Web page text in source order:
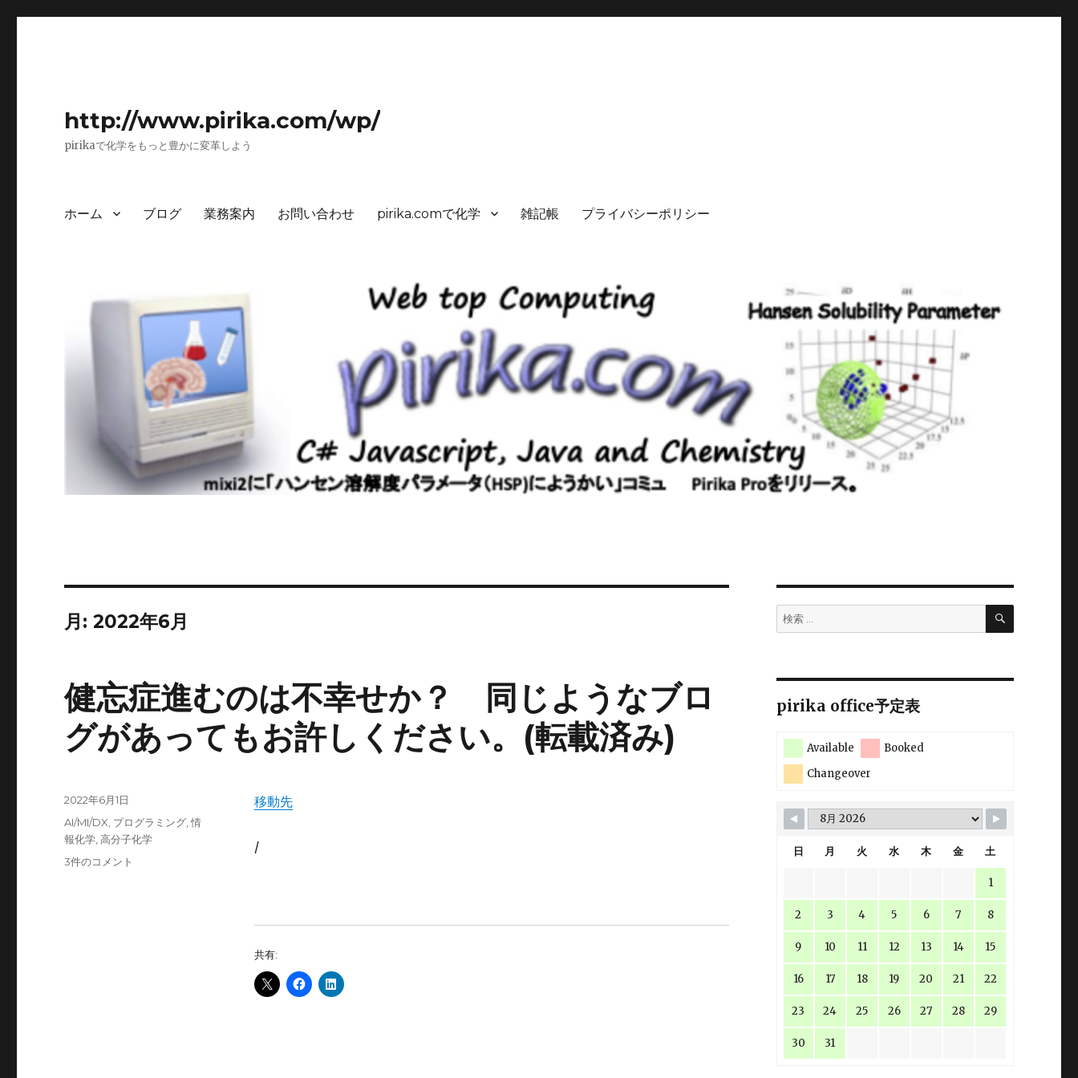
http://www.pirika.com/wp/
pirikaで化学をもっと豊かに変革しよう
ホーム ブログ 業務案内 お問い合わせ pirika.comで化学 雑記帳 プライバシーポリシー
月:2022年6月
健忘症進むのは不幸せか？ 同じようなブロ
グがあってもお許しください。(転載済み)
移動先
/
共有:
投
日:
2022年6月1日
カ
テ
ゴ
AI/MI/DX プログラミング ,情
報化学 ,高分子化学
健
3件のコメント
検
索:
検
pirika office予定表
Available
Booked
Changeover
日 月 火 水 木 金 土
1
2 3 4 5 6 7 8
9 10 11 12 13 14 15
16 17 18 19 20 21 22
23 24 25 26 27 28 29
30 31